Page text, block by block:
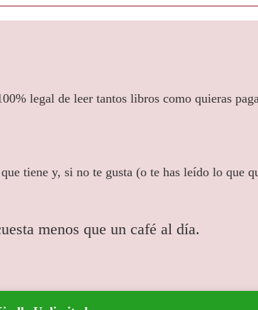
legal de leer tantos libros como quieras
tiene y, si no te gusta (o te has leído lo que
menos que un café al día.